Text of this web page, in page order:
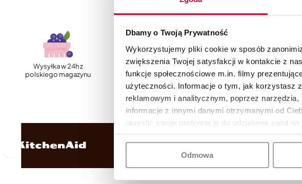
Dbamy o Twoją Prywatność
Wykorzystujemy pliki cookie w sposób
zwiększenia Twojej satysfakcji w kontakcie z
funkcje społecznościowe m.in. filmy
użyteczności. Informacje o tym, jak korzystasz
reklamowym i analitycznym, poprzez
informacje z innymi danymi otrzymanymi od
określić swoje preferencje do udzielenia zgód
Odmowa
Wysyłka w 24h z
polskiego magazynu
Szybka, darmowa
dostawa
30